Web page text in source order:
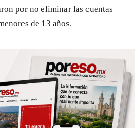
por no eliminar las cuentas
de 13 años.